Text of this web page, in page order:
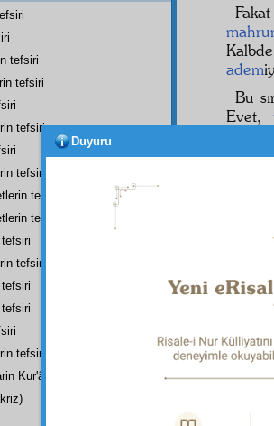
adem
Bu
Evet,
kısım
Dipnot-2
tefsiri
tefsiri
tefsiri
tefsiri
tefsiri
tefsiri
tefsiri
tefsiri
Kur'ân'i Tasdiklerine Dair Şehadetleri
Duyuru